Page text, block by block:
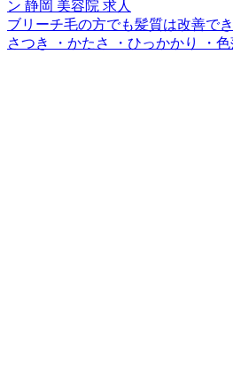
ブリーチ毛の方でも髪質は改善で
さつき ・かたさ ・ひっかかり ・色